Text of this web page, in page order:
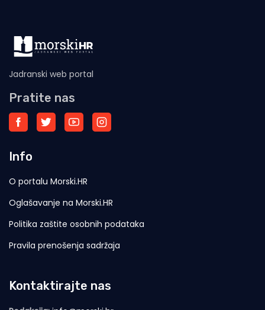
Jadranski web portal
Pratite nas
Info
O portalu Morski.HR
Oglašavanje na Morski.HR
Politika zaštite osobnih podataka
Pravila prenošenja sadržaja
Kontaktirajte nas